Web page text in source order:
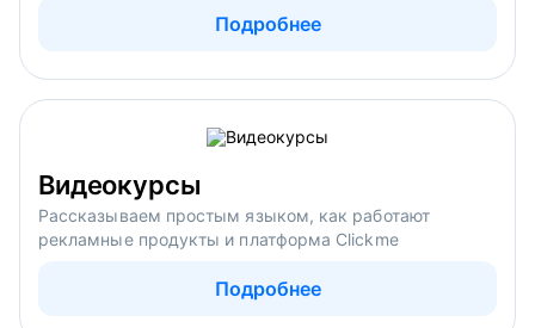
Подробнее
Видеокурсы
Рассказываем простым языком, как работают
рекламные продукты и платформа Clickme
Подробнее